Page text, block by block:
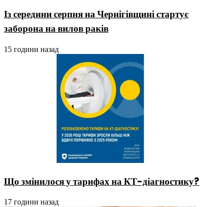
Із середини серпня на Чернігівщині стартує
заборона на вилов раків
15 години назад
Що змінилося у тарифах на КТ-діагностику?
17 години назад